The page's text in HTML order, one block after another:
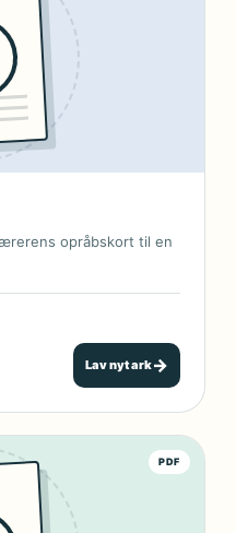
opråbskort til en
Lav nyt ark→
PDF